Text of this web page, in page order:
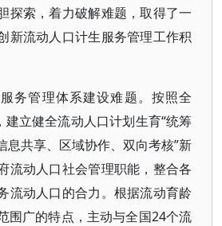
探索，着力破解难题，取得了一
新流动人口计生服务管理工作积
务管理体系建设难题。按照全
建立健全流动人口计划生育“统筹
息共享、区域协作、双向考核”新
流动人口社会管理职能，整合各
流动人口的合力。根据流动育龄
围广的特点，主动与全国24个流